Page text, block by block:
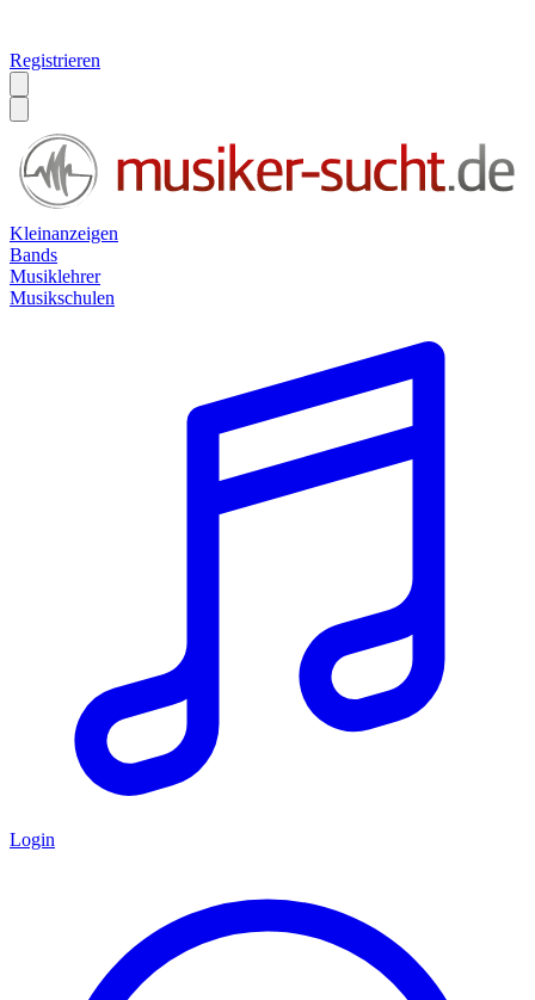
Registrieren
Kleinanzeigen
Bands
Musiklehrer
Musikschulen
Login